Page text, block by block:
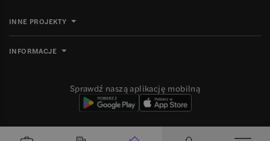
INNE PROJEKTY
INFORMACJE
Sprawdź naszą aplikację mobilną